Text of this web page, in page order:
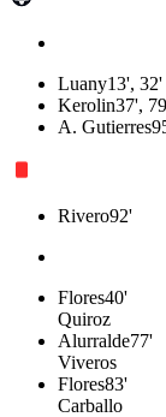
Luany13', 32'
Kerolin37',
A. Gutierres
Rivero92'
Flores40'
Quiroz
Alurralde77'
Viveros
Flores83'
Carballo